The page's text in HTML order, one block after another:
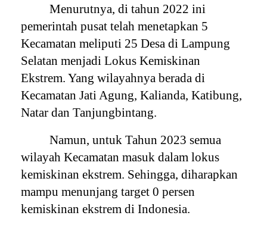
Menurutnya, di tahun 2022 ini
pemerintah pusat telah menetapkan 5
Kecamatan meliputi 25 Desa di Lampung
Selatan menjadi Lokus Kemiskinan
Ekstrem. Yang wilayahnya berada di
Kecamatan Jati Agung, Kalianda, Katibung,
Natar dan Tanjungbintang.
Namun, untuk Tahun 2023 semua
wilayah Kecamatan masuk dalam lokus
kemiskinan ekstrem. Sehingga, diharapkan
mampu menunjang target 0 persen
kemiskinan ekstrem di Indonesia.